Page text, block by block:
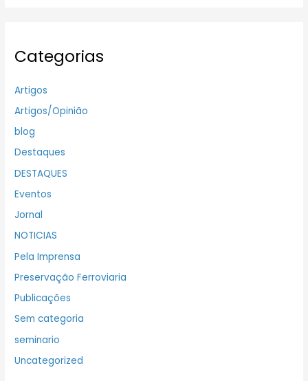
Categorias
Artigos
Artigos/Opinião
blog
Destaques
DESTAQUES
Eventos
Jornal
NOTICIAS
Pela Imprensa
Preservação Ferroviaria
Publicações
Sem categoria
seminario
Uncategorized